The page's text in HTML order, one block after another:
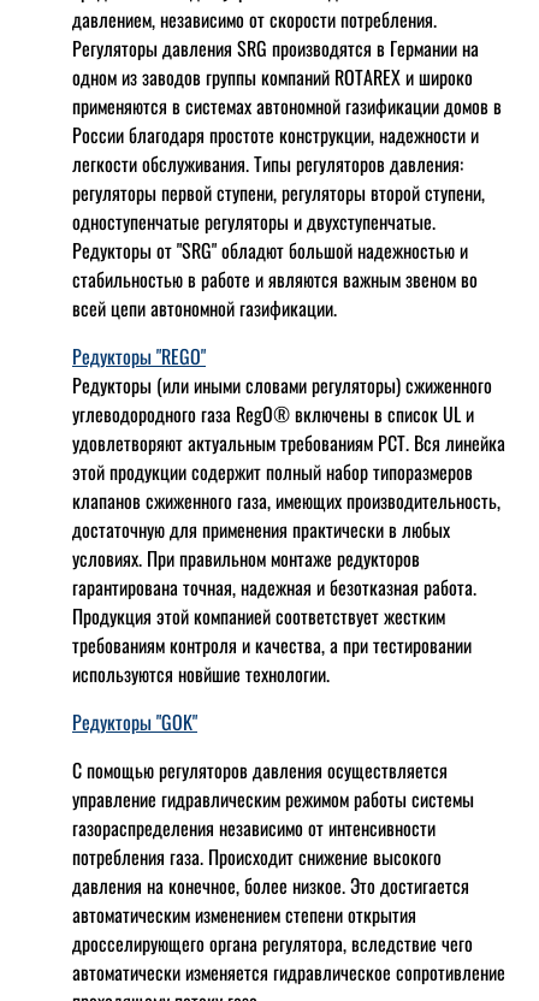
давлением, независимо от скорости потребления.
Регуляторы давления SRG производятся в Германии на
одном из заводов группы компаний ROTAREX и широко
применяются в системах автономной газификации домов в
России благодаря простоте конструкции, надежности и
легкости обслуживания. Типы регуляторов давления:
регуляторы первой ступени, регуляторы второй ступени,
одноступенчатые регуляторы и двухступенчатые.
Редукторы от "SRG" обладют большой надежностью и
стабильностью в работе и являются важным звеном во
всей цепи автономной газификации.
Редукторы "REGO"
Редукторы (или иными словами регуляторы) сжиженного
углеводородного газа RegO® включены в список UL и
удовлетворяют актуальным требованиям РСТ. Вся линейка
этой продукции содержит полный набор типоразмеров
клапанов сжиженного газа, имеющих производительность,
достаточную для применения практически в любых
условиях. При правильном монтаже редукторов
гарантирована точная, надежная и безотказная работа.
Продукция этой компанией соответствует жестким
требованиям контроля и качества, а при тестировании
используются новйшие технологии.
Редукторы "GOK"
С помощью регуляторов давления осуществляется
управление гидравлическим режимом работы системы
газораспределения независимо от интенсивности
потребления газа. Происходит снижение высокого
давления на конечное, более низкое. Это достигается
автоматическим изменением степени открытия
дросселирующего органа регулятора, вследствие чего
автоматически изменяется гидравлическое сопротивление